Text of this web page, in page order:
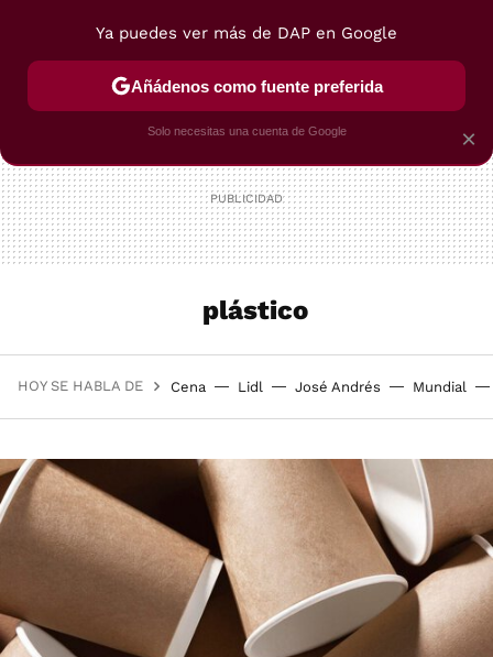
POSTRES VIAJES SELECCIÓN VEGUI
plástico
HOY SE HABLA DE Cena Lidl José Andrés Mundial
×
Ya puedes ver más de DAP en Google
Añádenos como fuente preferida
Solo necesitas una cuenta de Google